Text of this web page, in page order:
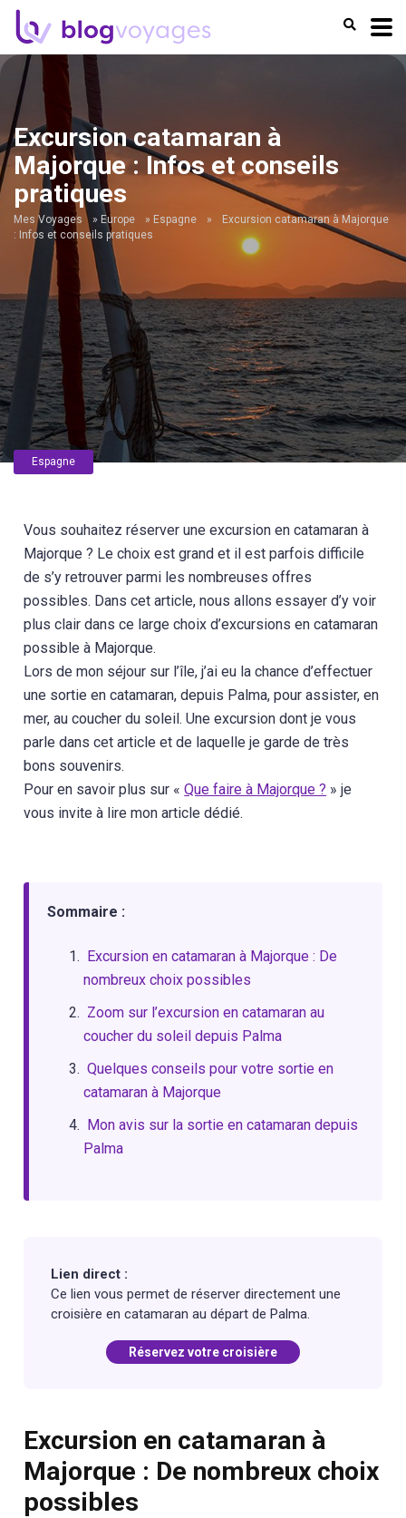
Excursion catamaran à
Majorque : Infos et conseils
pratiques
Mes Voyages » Europe » Espagne »
Excursion catamaran à Majorque
: Infos et conseils pratiques
Espagne
Vous souhaitez réserver une excursion en catamaran à
Majorque ? Le choix est grand et il est parfois difficile
de s’y retrouver parmi les nombreuses offres
possibles. Dans cet article, nous allons essayer d’y voir
plus clair dans ce large choix d’excursions en catamaran
possible à Majorque.
Lors de mon séjour sur l’île, j’ai eu la chance d’effectuer
une sortie en catamaran, depuis Palma, pour assister, en
mer, au coucher du soleil. Une excursion dont je vous
parle dans cet article et de laquelle je garde de très
bons souvenirs.
Pour en savoir plus sur «Que faire à Majorque ? » je
vous invite à lire mon article dédié.
Sommaire :
Excursion en catamaran à Majorque : De
nombreux choix possibles
Zoom sur l’excursion en catamaran au
coucher du soleil depuis Palma
Quelques conseils pour votre sortie en
catamaran à Majorque
Mon avis sur la sortie en catamaran depuis
Palma
Lien direct :
Ce lien vous permet de réserver directement une
croisière en catamaran au départ de Palma.
Réservez votre croisière
Excursion en catamaran à
Majorque : De nombreux choix
possibles